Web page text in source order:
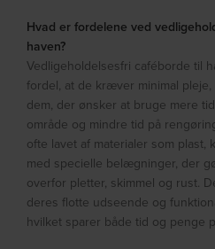
Hvad er fordelene ved
haven?
Vedligeholdelsesfri caféborde til
fordel, at de kræver minimal
dem, der ønsker at bruge mere
område og mindre tid på
ofte lavet af materialer som plast,
med specielle belægninger, der
overfor pletter, skimmel og rust.
deres flotte udseende og
hvilket sparer både tid og penge